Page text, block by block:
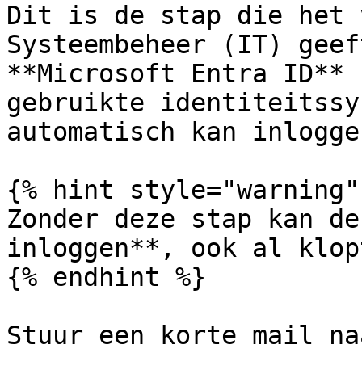
Dit is de stap die het
Systeembeheer (IT)
**Microsoft Entra ID**
gebruikte
automatisch kan
{% hint style="warning"
Zonder deze stap kan
inloggen**, ook al
{% endhint %}
Stuur een korte mail